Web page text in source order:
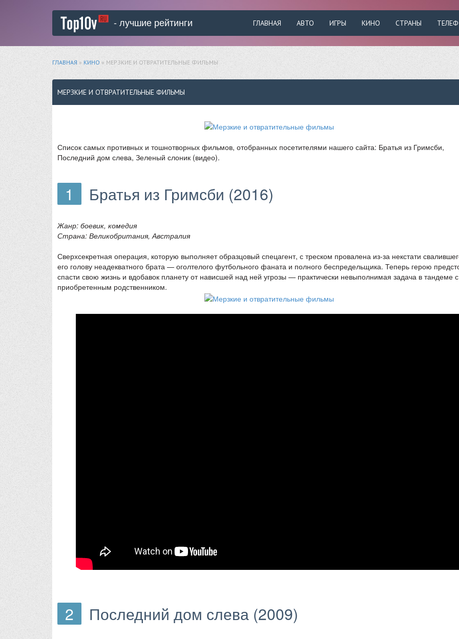
- лучшие рейтинги ГЛАВНАЯ АВТО ИГРЫ КИНО СТРАНЫ
ГЛАВНАЯ»КИНО» МЕРЗКИЕ И ОТВРАТИТЕЛЬНЫЕ ФИЛЬМЫ
МЕРЗКИЕ И ОТВРАТИТЕЛЬНЫЕ ФИЛЬМЫ
Список самых противных и тошнотворных фильмов, отобранных посетителями нашего сайта: Братья из Гримсби,
Последний дом слева, Зеленый слоник (видео).
1 Братья из Гримсби (2016)
Жанр: боевик, комедия
Страна: Великобритания, Австралия
Сверхсекретная операция, которую выполняет образцовый спецагент, с треском провалена из-за некстати
его голову неадекватного брата — оголтелого футбольного фаната и полного беспредельщика. Теперь герою
спасти свою жизнь и вдобавок планету от нависшей над ней угрозы — практически невыполнимая задача в тандеме
приобретенным родственником.
2 Последний дом слева (2009)